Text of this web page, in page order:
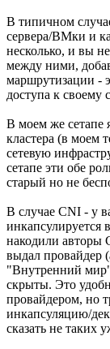
В типичном
сервера/ВМки и
несколько, и вы
между ними,
маршрутизации -
доступа к своему
В моем же сетапе
кластера (в моем
сетевую
сетапе эти обе
старый но не
В случае CNI - у
инкапсулируется
накодили авторы
выдал провайдер
"Внутренний мир"
скрыты. Это
провайдером, но
инкапсуляцию/
сказать не таких